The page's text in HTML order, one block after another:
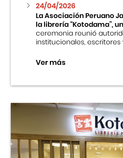
24/04/2026
La Asociación Peruano
la librería “Kotodama”,
ceremonia reunió
institucionales, escritores
Ver más